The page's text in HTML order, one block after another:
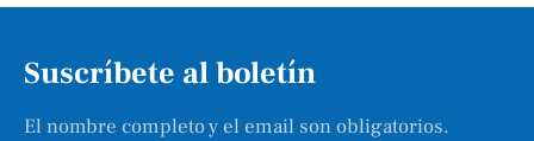
Suscríbete al boletín
El nombre completo y el email son obligatorios.